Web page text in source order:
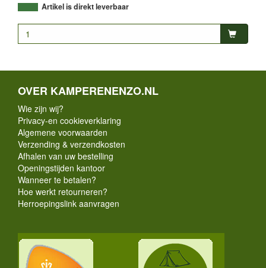
Artikel is direkt leverbaar
OVER KAMPERENENZO.NL
Wie zijn wij?
Privacy-en cookieverklaring
Algemene voorwaarden
Verzending & verzendkosten
Afhalen van uw bestelling
Openingstijden kantoor
Wanneer te betalen?
Hoe werkt retourneren?
Herroepingslink aanvragen